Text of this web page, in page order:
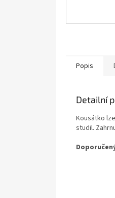
Popis
Detailní
Kousátko
studil.